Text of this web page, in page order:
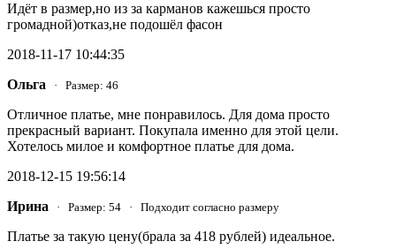
Идёт в размер,но из за карманов кажешься просто
громадной)отказ,не подошёл фасон
2018-11-17 10:44:35
Ольга · Размер: 46
Отличное платье, мне понравилось. Для дома просто
прекрасный вариант. Покупала именно для этой цели.
Хотелось милое и комфортное платье для дома.
2018-12-15 19:56:14
Ирина · Размер: 54 · Подходит согласно размеру
Платье за такую цену(брала за 418 рублей) идеальное.